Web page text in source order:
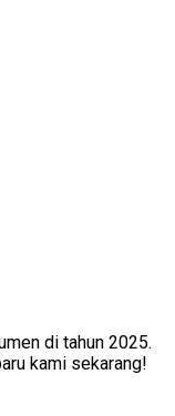
di tahun 2025.
kami sekarang!